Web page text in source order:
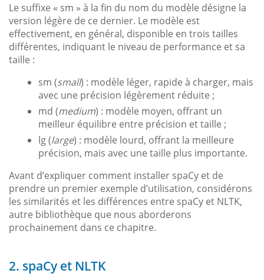
Le suffixe « sm » à la fin du nom du modèle désigne la
version légère de ce dernier. Le modèle est
effectivement, en général, disponible en trois tailles
différentes, indiquant le niveau de performance et sa
taille :
sm (small) : modèle léger, rapide à charger, mais
avec une précision légèrement réduite ;
md (medium) : modèle moyen, offrant un
meilleur équilibre entre précision et taille ;
lg (large) : modèle lourd, offrant la meilleure
précision, mais avec une taille plus importante.
Avant d’expliquer comment installer spaCy et de
prendre un premier exemple d’utilisation, considérons
les similarités et les différences entre spaCy et NLTK,
autre bibliothèque que nous aborderons
prochainement dans ce chapitre.
2. spaCy et NLTK